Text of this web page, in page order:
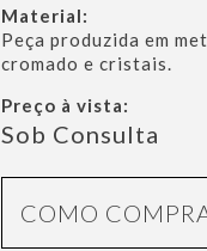
Material:
Peça produzida em
cromado e cristais.
Preço à vista:
Sob Consulta
COMO